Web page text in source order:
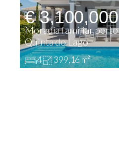
€ 3,100,000
Moradia familiar perto
Quinta do Lago
4 399,16 m²